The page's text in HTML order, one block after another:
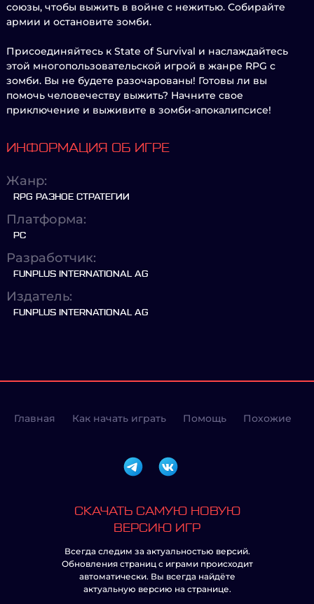
союзы, чтобы выжить в войне с нежитью. Собирайте
армии и остановите зомби.
Присоединяйтесь к State of Survival и наслаждайтесь
этой многопользовательской игрой в жанре RPG с
зомби. Вы не будете разочарованы! Готовы ли вы
помочь человечеству выжить? Начните свое
приключение и выживите в зомби-апокалипсисе!
ИНФОРМАЦИЯ ОБ ИГРЕ
Жанр:
RPG РАЗНОЕ СТРАТЕГИИ
Платформа:
PC
Разработчик:
FUNPLUS INTERNATIONAL AG
Издатель:
FUNPLUS INTERNATIONAL AG
Главная Как начать играть Помощь Похожие
СКАЧАТЬ САМУЮ НОВУЮ
ВЕРСИЮ ИГР
Всегда следим за актуальностью версий.
Обновления страниц с играми происходит
автоматически. Вы всегда найдёте
актуальную версию на странице.